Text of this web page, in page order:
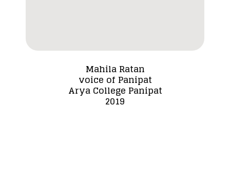
Mahila Ratan
voice of Panipat
Arya College Panipat
2019